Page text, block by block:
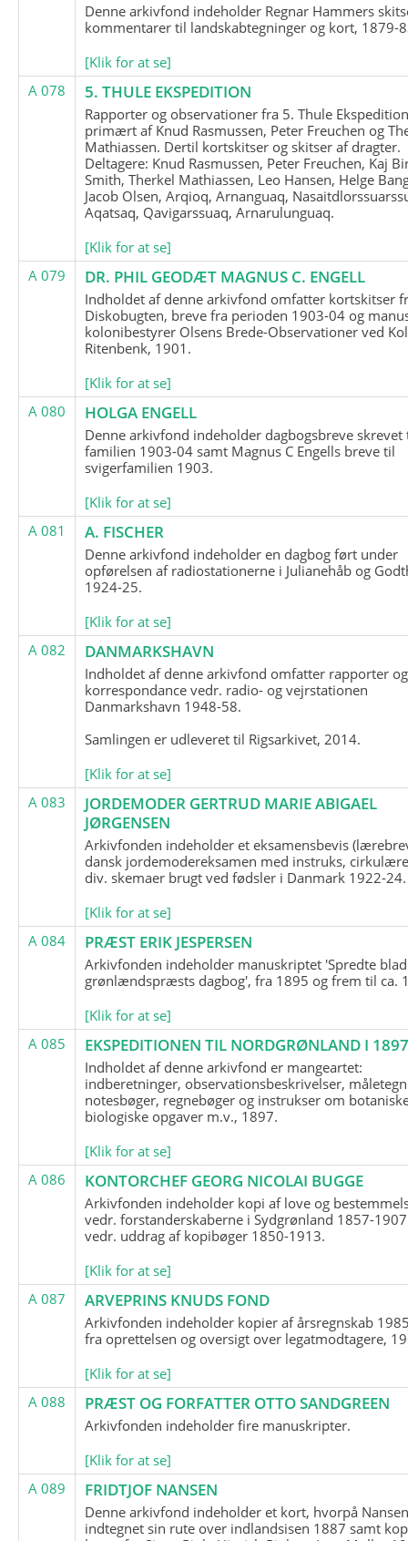
Denne arkivfond indeholder Regnar Hammers
kommentarer til landskabtegninger og kort, 1879-
[Klik for at se]
A 078
5. THULE EKSPEDITION
Rapporter og observationer fra 5. Thule
primært af Knud Rasmussen, Peter Freuchen og
Mathiassen. Dertil kortskitser og skitser af dragter.
Deltagere: Knud Rasmussen, Peter Freuchen, Kaj
Smith, Therkel Mathiassen, Leo Hansen, Helge
Jacob Olsen, Arqioq, Arnanguaq,
Aqatsaq, Qavigarssuaq, Arnarulunguaq.
[Klik for at se]
A 079
DR. PHIL GEODÆT MAGNUS C. ENGELL
Indholdet af denne arkivfond omfatter kortskitser
Diskobugten, breve fra perioden 1903-04 og
kolonibestyrer Olsens Brede-Observationer ved
Ritenbenk, 1901.
[Klik for at se]
A 080
HOLGA ENGELL
Denne arkivfond indeholder dagbogsbreve skrevet
familien 1903-04 samt Magnus C Engells breve til
svigerfamilien 1903.
[Klik for at se]
A 081
A. FISCHER
Denne arkivfond indeholder en dagbog ført under
opførelsen af radiostationerne i Julianehåb og
1924-25.
[Klik for at se]
A 082
DANMARKSHAVN
Indholdet af denne arkivfond omfatter rapporter og
korrespondance vedr. radio- og vejrstationen
Danmarkshavn 1948-58.
Samlingen er udleveret til Rigsarkivet, 2014.
[Klik for at se]
A 083
JORDEMODER GERTRUD MARIE ABIGAEL
JØRGENSEN
Arkivfonden indeholder et eksamensbevis
dansk jordemodereksamen med instruks,
div. skemaer brugt ved fødsler i Danmark 1922-24.
[Klik for at se]
A 084
PRÆST ERIK JESPERSEN
Arkivfonden indeholder manuskriptet 'Spredte
grønlændspræsts dagbog', fra 1895 og frem til ca.
[Klik for at se]
A 085
EKSPEDITIONEN TIL NORDGRØNLAND I
Indholdet af denne arkivfond er mangeartet:
indberetninger, observationsbeskrivelser,
notesbøger, regnebøger og instrukser om
biologiske opgaver m.v., 1897.
[Klik for at se]
A 086
KONTORCHEF GEORG NICOLAI BUGGE
Arkivfonden indeholder kopi af love og
vedr. forstanderskaberne i Sydgrønland 1857-
vedr. uddrag af kopibøger 1850-1913.
[Klik for at se]
A 087
ARVEPRINS KNUDS FOND
Arkivfonden indeholder kopier af årsregnskab
fra oprettelsen og oversigt over legatmodtagere,
[Klik for at se]
A 088
PRÆST OG FORFATTER OTTO SANDGREEN
Arkivfonden indeholder fire manuskripter.
[Klik for at se]
A 089
FRIDTJOF NANSEN
Denne arkivfond indeholder et kort, hvorpå
indtegnet sin rute over indlandsisen 1887 samt